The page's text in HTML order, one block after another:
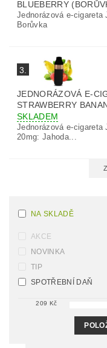
BLUEBERRY
Jednorázová e-cigareta
Borůvka
3.
JEDNORÁZOVÁ E-
STRAWBERRY
SKLADEM
Jednorázová e-cigareta
20mg: Jahoda...
NA SKLADĚ
AKCE
NOVINKA
TIP
SPOTŘEBNÍ DAŇ
209 Kč